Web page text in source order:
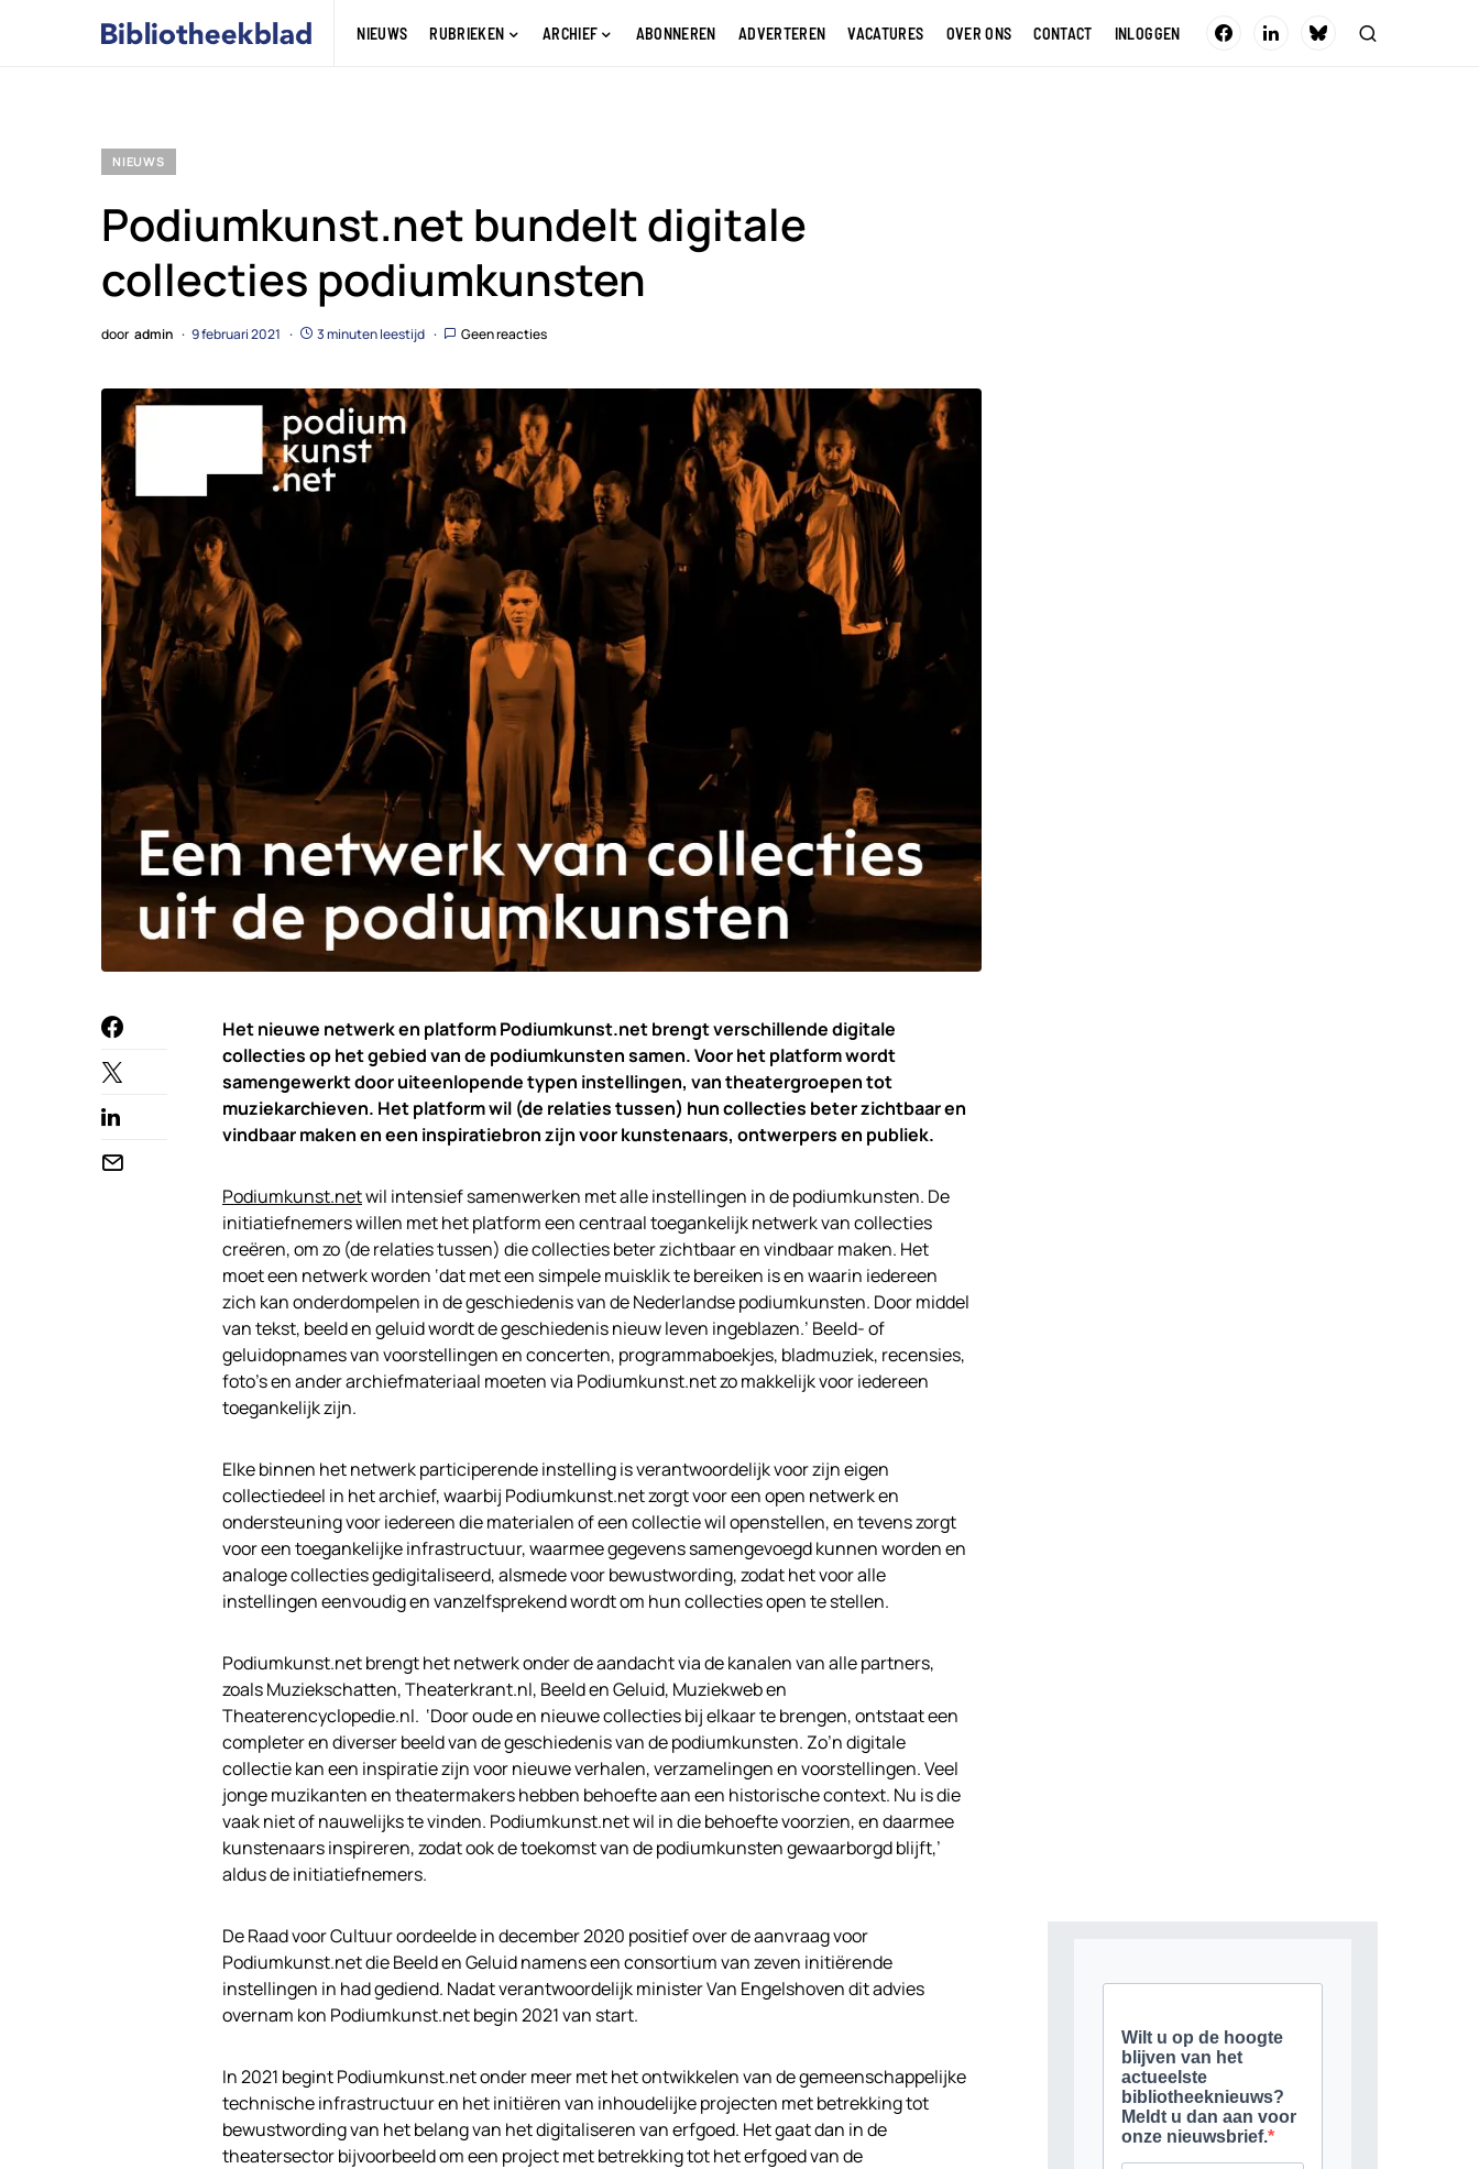
NIEUWS RUBRIEKEN ARCHIEF ABONNEREN ADVERTEREN VACATURES OVER ONS CONTACT INLOGGEN
NIEUWS
Podiumkunst.net bundelt digitale
collecties podiumkunsten
door admin 9 februari 2021 3 minuten leestijd Geen reacties
Het nieuwe netwerk en platform Podiumkunst.net brengt verschillende digitale
collecties op het gebied van de podiumkunsten samen. Voor het platform wordt
samengewerkt door uiteenlopende typen instellingen, van theatergroepen tot
muziekarchieven. Het platform wil (de relaties tussen) hun collecties beter zichtbaar en
vindbaar maken en een inspiratiebron zijn voor kunstenaars, ontwerpers en publiek.
Podiumkunst.netwil intensief samenwerken met alle instellingen in de podiumkunsten. De
initiatiefnemers willen met het platform een centraal toegankelijk netwerk van collecties
creëren, om zo (de relaties tussen) die collecties beter zichtbaar en vindbaar maken. Het
moet een netwerk worden ‘dat met een simpele muisklik te bereiken is en waarin iedereen
zich kan onderdompelen in de geschiedenis van de Nederlandse podiumkunsten. Door middel
van tekst, beeld en geluid wordt de geschiedenis nieuw leven ingeblazen.’ Beeld- of
geluidopnames van voorstellingen en concerten, programmaboekjes, bladmuziek, recensies,
foto’s en ander archiefmateriaal moeten via Podiumkunst.net zo makkelijk voor iedereen
toegankelijk zijn.
Elke binnen het netwerk participerende instelling is verantwoordelijk voor zijn eigen
collectiedeel in het archief, waarbij Podiumkunst.net zorgt voor een open netwerk en
ondersteuning voor iedereen die materialen of een collectie wil openstellen, en tevens zorgt
voor een toegankelijke infrastructuur, waarmee gegevens samengevoegd kunnen worden en
analoge collecties gedigitaliseerd, alsmede voor bewustwording, zodat het voor alle
instellingen eenvoudig en vanzelfsprekend wordt om hun collecties open te stellen.
Podiumkunst.net brengt het netwerk onder de aandacht via de kanalen van alle partners,
zoals Muziekschatten, Theaterkrant.nl, Beeld en Geluid, Muziekweb en
Theaterencyclopedie.nl. ‘Door oude en nieuwe collecties bij elkaar te brengen, ontstaat een
completer en diverser beeld van de geschiedenis van de podiumkunsten. Zo’n digitale
collectie kan een inspiratie zijn voor nieuwe verhalen, verzamelingen en voorstellingen. Veel
jonge muzikanten en theatermakers hebben behoefte aan een historische context. Nu is die
vaak niet of nauwelijks te vinden. Podiumkunst.net wil in die behoefte voorzien, en daarmee
kunstenaars inspireren, zodat ook de toekomst van de podiumkunsten gewaarborgd blijft,’
aldus de initiatiefnemers.
De Raad voor Cultuur oordeelde in december 2020 positief over de aanvraag voor
Podiumkunst.net die Beeld en Geluid namens een consortium van zeven initiërende
instellingen in had gediend. Nadat verantwoordelijk minister Van Engelshoven dit advies
overnam kon Podiumkunst.net begin 2021 van start.
In 2021 begint Podiumkunst.net onder meer met het ontwikkelen van de gemeenschappelijke
technische infrastructuur en het initiëren van inhoudelijke projecten met betrekking tot
bewustwording van het belang van het digitaliseren van erfgoed. Het gaat dan in de
theatersector bijvoorbeeld om een project met betrekking tot het erfgoed van de